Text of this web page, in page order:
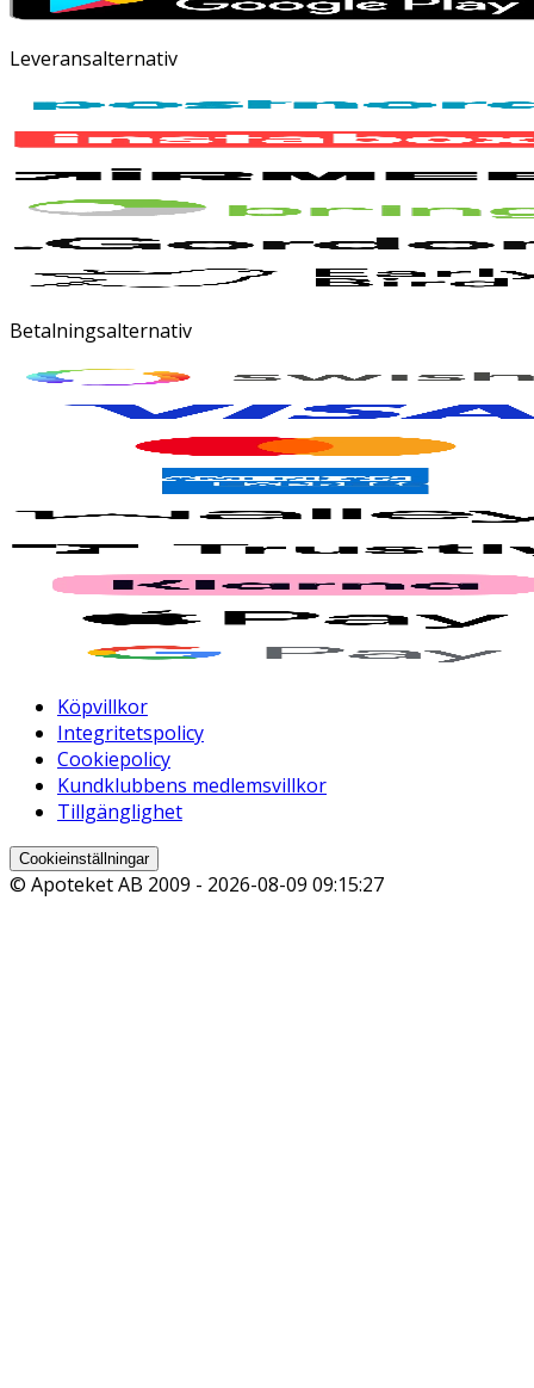
Leveransalternativ
Betalningsalternativ
Köpvillkor
Integritetspolicy
Cookiepolicy
Kundklubbens medlemsvillkor
Tillgänglighet
Cookieinställningar
© Apoteket AB 2009 - 2026-08-09 09:15:27